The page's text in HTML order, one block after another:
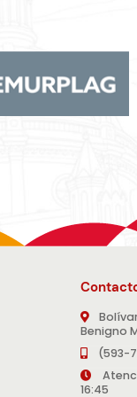
Benigno
(593-
16:45